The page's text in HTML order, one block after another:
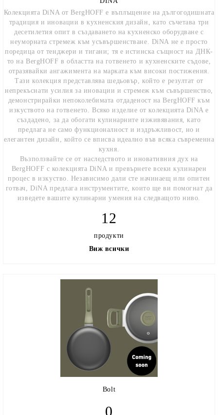
Колекцията DiNA от BergHOFF е въплъщение на дългогодишната
традиция и иновации в кухненския дизайн, като съчетава три
десетилетия опит в създаването на кухненско оборудване с
неуморната стремеж към усъвършенстване. DiNA не е просто
поредица от тенджери и тигани; тя е истинска същност на ДНК-
то на BergHOFF в областта на готвенето и кухненските съдове,
отразявайки ангажимента на марката към високи постижения.
Тази колекция представлява шедьовър, който е резултат от
непрекъснати усилия за иновации и стремеж към съвършенство,
демонстрирайки непоколебимата отдаденост на BergHOFF към
изкуството на готвенето. Всяко изделие от колекцията DiNA е
създадено, за да обогати кулинарните изживявания, като
предлага не само функционалност и издръжливост, но и
елегантен дизайн, който се вписва идеално във всяка съвременна
кухня.
Възползвайте се от наследството и иновативния дух на
BergHOFF с колекцията DiNA и превърнете всеки кулинарен
процес в изкуство. Независимо дали сте начинаещ или опитен
готвач, DiNA предлага инструментите, които ще ви помогнат да
изведете вашите кулинарни умения на следващото ниво.
12
продукти
Виж всички
Bolt
0